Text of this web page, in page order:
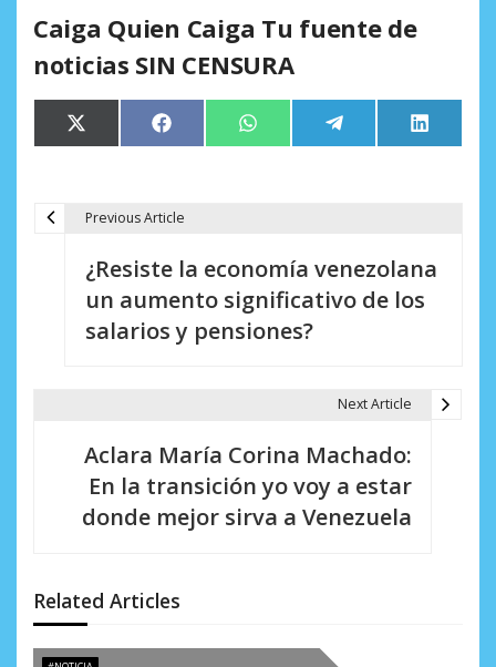
Caiga Quien Caiga Tu fuente de
noticias SIN CENSURA
Compartir
en
X
(Twitter)
Compartir
en
Facebook Compartir
en
WhatsApp Compartir
en
Telegram
en
LinkedIn
n
d
Previous Article
¿Resiste la economía venezolana
un aumento significativo de los
salarios y pensiones?
Next Article
Aclara María Corina Machado:
En la transición yo voy a estar
donde mejor sirva a Venezuela
Related Articles